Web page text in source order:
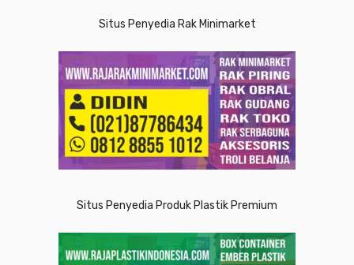
Situs Penyedia Rak Minimarket
Situs Penyedia Produk Plastik Premium